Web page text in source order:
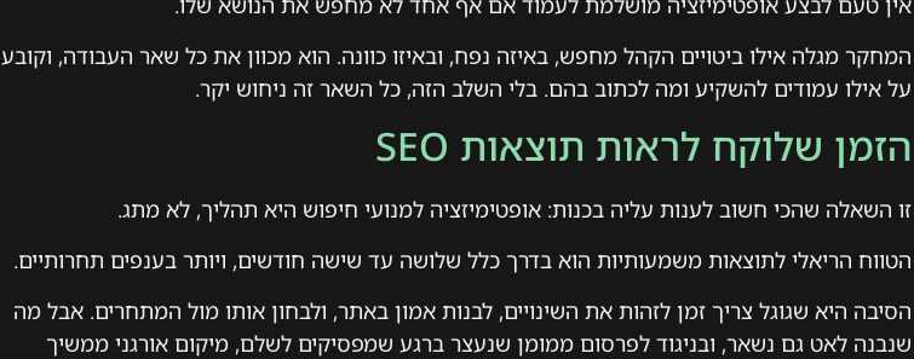
המחקר מגלה אילו ביטויים הקהל מחפש, באיזה נפח, ובאיזו כוונה. הוא מכוון את כל שאר העבודה, וקובע
על אילו עמודים להשקיע ומה לכתוב בהם. בלי השלב הזה, כל השאר זה ניחוש יקר.
הזמן שלוקח לראות תוצאות SEO
זו השאלה שהכי חשוב לענות עליה בכנות: אופטימיזציה למנועי חיפוש היא תהליך, לא מתג.
הטווח הריאלי לתוצאות משמעותיות הוא בדרך כלל שלושה עד שישה חודשים, ויותר בענפים תחרותיים.
הסיבה היא שגוגל צריך זמן לזהות את השינויים, לבנות אמון באתר, ולבחון אותו מול המתחרים. אבל מה
שנבנה לאט גם נשאר, ובניגוד לפרסום ממומן שנעצר ברגע שמפסיקים לשלם, מיקום אורגני ממשיך